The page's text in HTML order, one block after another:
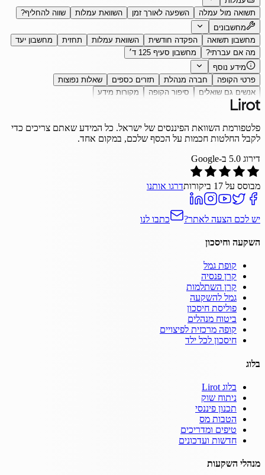
תשואה מול עמלה
השפעה לאורך זמן השוואת עמלות
שווה להחליף?
מחשבונים
מחשבון תשואה
הפקדה חודשית השוואת עמלות תחזית
מחשבון יעד
מה אם עברתי?
מחשבון סעיף 125 ד׳
מידע נוסף
פרטי הקופה
חברה מנהלת תזרים כספים
שאלות נפוצות
אנשים גם שואלים
סיפור הקופה מקורות מידע
פלטפורמת השוואת הפיננסים של ישראל. כל המידע שאתם צריכים כדי
לקבל החלטות חכמות על הכסף שלכם, במקום אחד.
דירוג 5.0 ב-Google
מבוסס על 17 ביקורותדרגו אותנו
יש לכם הצעה לאתר? כתבו לנו
השקעה וחיסכון
קופת גמל
קרן פנסיה
קרן השתלמות
גמל להשקעה
פוליסת חיסכון
ביטוח מנהלים
קופה מרכזית לפיצויים
חיסכון לכל ילד
בלוג
בלוג Lirot
ניתוח שוק
תכנון פיננסי
הטבות מס
טיפים ומדריכים
חדשות ועדכונים
מנהלי השקעות